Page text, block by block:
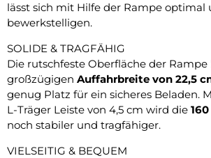
lässt sich mit Hilfe der Rampe optimal
bewerkstelligen.
SOLIDE & TRAGFÄHIG
Die rutschfeste Oberfläche der
großzügigen Auffahrbreite von 22,5
genug Platz für ein sicheres Beladen.
L-Träger Leiste von 4,5 cm wird die
noch stabiler und tragfähiger.
VIELSEITIG & BEQUEM